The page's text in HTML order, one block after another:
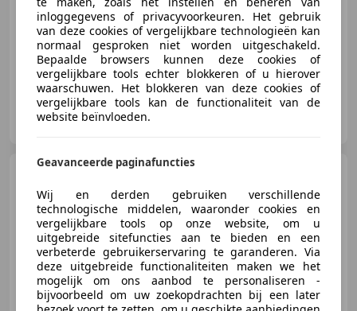
03/2018 111.281 km Benzine
81 kW (110 PK)
Visser & Tromp Automotive
NL-1822 BZ ALKMAAR
Summit White |
Carplay/AndroidAuto/C
€ 8.925
inloggegevens of privacyvoorkeuren. Het gebruik
van deze cookies of vergelijkbare technologieën kan
normaal gesproken niet worden uitgeschakeld.
Bepaalde browsers kunnen deze cookies of
vergelijkbare tools echter blokkeren of u hierover
waarschuwen. Het blokkeren van deze cookies of
vergelijkbare tools kan de functionaliteit van de
website beïnvloeden.
Geavanceerde paginafuncties
Wij en derden gebruiken verschillende
technologische middelen, waaronder cookies en
vergelijkbare tools op onze website, om u
uitgebreide sitefuncties aan te bieden en een
verbeterde gebruikerservaring te garanderen. Via
deze uitgebreide functionaliteiten maken we het
mogelijk om ons aanbod te personaliseren -
bijvoorbeeld om uw zoekopdrachten bij een later